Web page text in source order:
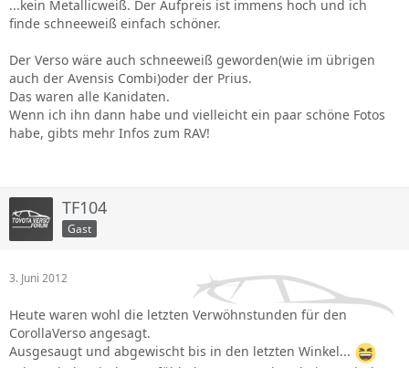
...kein Metallicweiß. Der Aufpreis ist immens hoch und ich
finde schneeweiß einfach schöner.
Der Verso wäre auch schneeweiß geworden(wie im übrigen
auch der Avensis Combi)oder der Prius.
Das waren alle Kanidaten.
Wenn ich ihn dann habe und vielleicht ein paar schöne Fotos
habe, gibts mehr Infos zum RAV!
TF104
Gast
3. Juni 2012
Heute waren wohl die letzten Verwöhnstunden für den
CorollaVerso angesagt.
Ausgesaugt und abgewischt bis in den letzten Winkel...